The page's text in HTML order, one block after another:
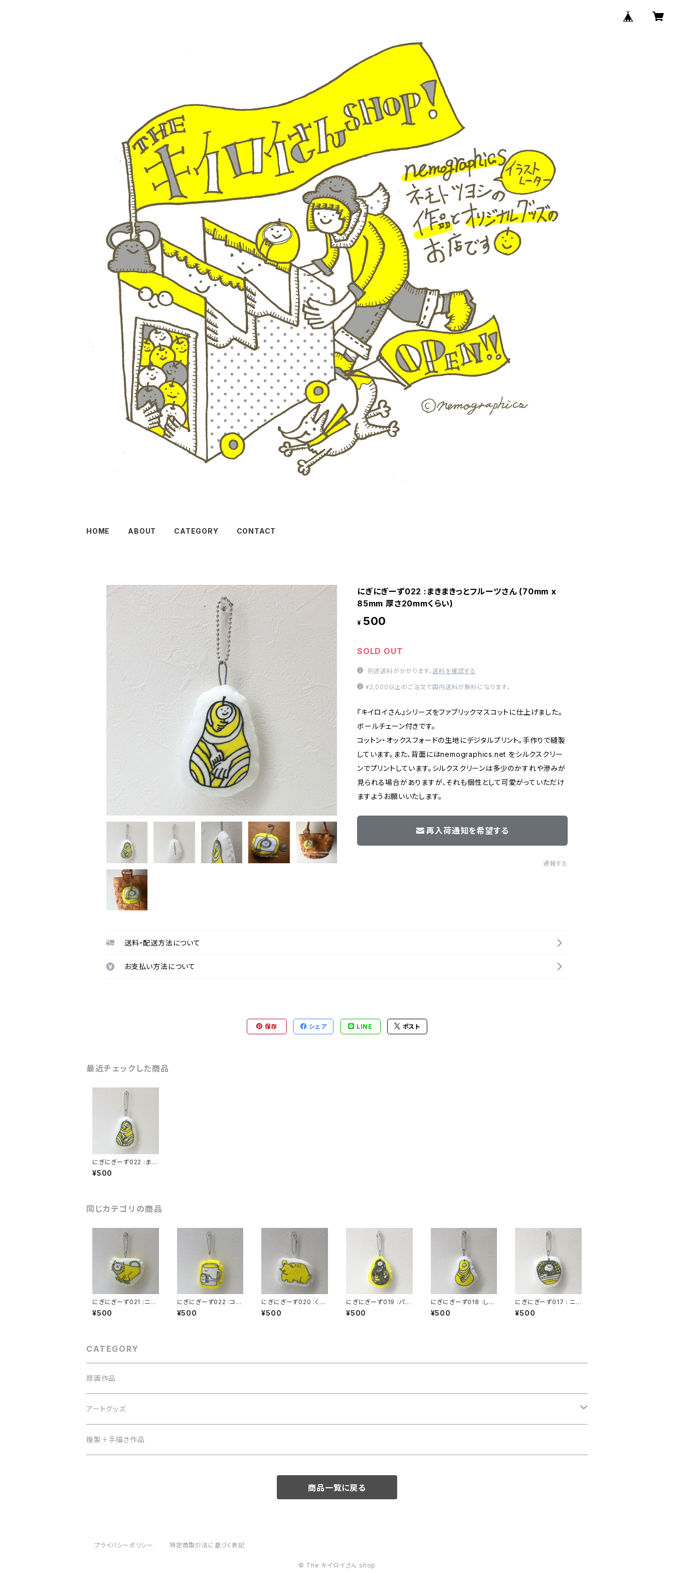
HOME ABOUT CATEGORY CONTACT
にぎにぎーず022 :まきまきっとフルーツさん (70mm x
85mm 厚さ20mmくらい)
¥ 500
SOLD OUT
別途送料がかかります。送料を確認する
¥2,000以上のご注文で国内送料が無料になります。
『キイロイさん』シリーズをファブリックマスコットに仕上げました。
ボールチェーン付きです。
コットン・オックスフォードの生地にデジタルプリント。手作りで縫製
しています。また、背面にはnemographics.net をシルクスクリー
ンでプリントしています。シルクスクリーンは多少のかすれや滲みが
見られる場合がありますが、それも個性として可愛がっていただけ
ますようお願いいたします。
再入荷通知を希望する
通報する
送料・配送方法について
お支払い方法について
保存 シェア LINE ポスト
最近チェックした商品
にぎにぎーず022 :まき
まきっとフルーツさん
(70mm x 85mm 厚さ
¥500
同じカテゴリの商品
にぎにぎーず021 :ニャ
ンカースさん (90mm
x 70mm 厚さ20mmく
¥500
にぎにぎーず022 :コッ
プさん (60mm x 70m
m 厚さ20mmくらい)
¥500
にぎにぎーず020 :くま
おさん (90mm x 60m
m 厚さ20mmくらい)
¥500
にぎにぎーず019 :パッ
チなフルーツさん (60
mm x 80mm 厚さ20
¥500
にぎにぎーず018 :しゃ
いっとフルーツさん (70
mm x 85mm 厚さ20
¥500
にぎにぎーず017 : ニッ
トさん (70mm x 80m
m 厚さ20mmくらい)
¥500
CATEGORY
原画作品
アートグッズ
にぎにぎーず
複製＋手描き作品
商品一覧に戻る
プライバシーポリシー 特定商取引法に基づく表記
© The キイロイさん shop